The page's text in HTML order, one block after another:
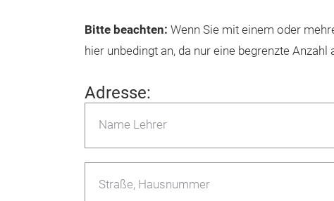
Bitte beachten: Wenn Sie mit einem oder
hier unbedingt an, da nur eine begrenzte
Adresse:
Name Lehrer
Straße, Hausnummer